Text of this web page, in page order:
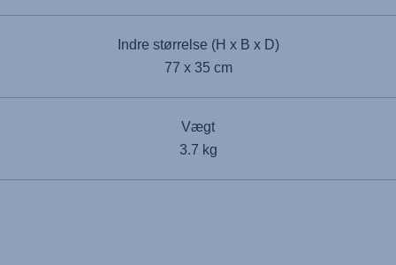
Indre størrelse (H x B x D)
77 x 35 cm
Vægt
3.7 kg